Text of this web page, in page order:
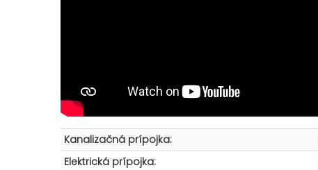
Kanalizačná prípojka:
Elektrická prípojka: